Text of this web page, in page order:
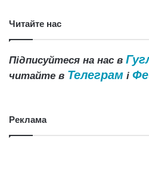
Читайте нас
Підписуйтеся на нас в
читайте в Телеграм і
Реклама